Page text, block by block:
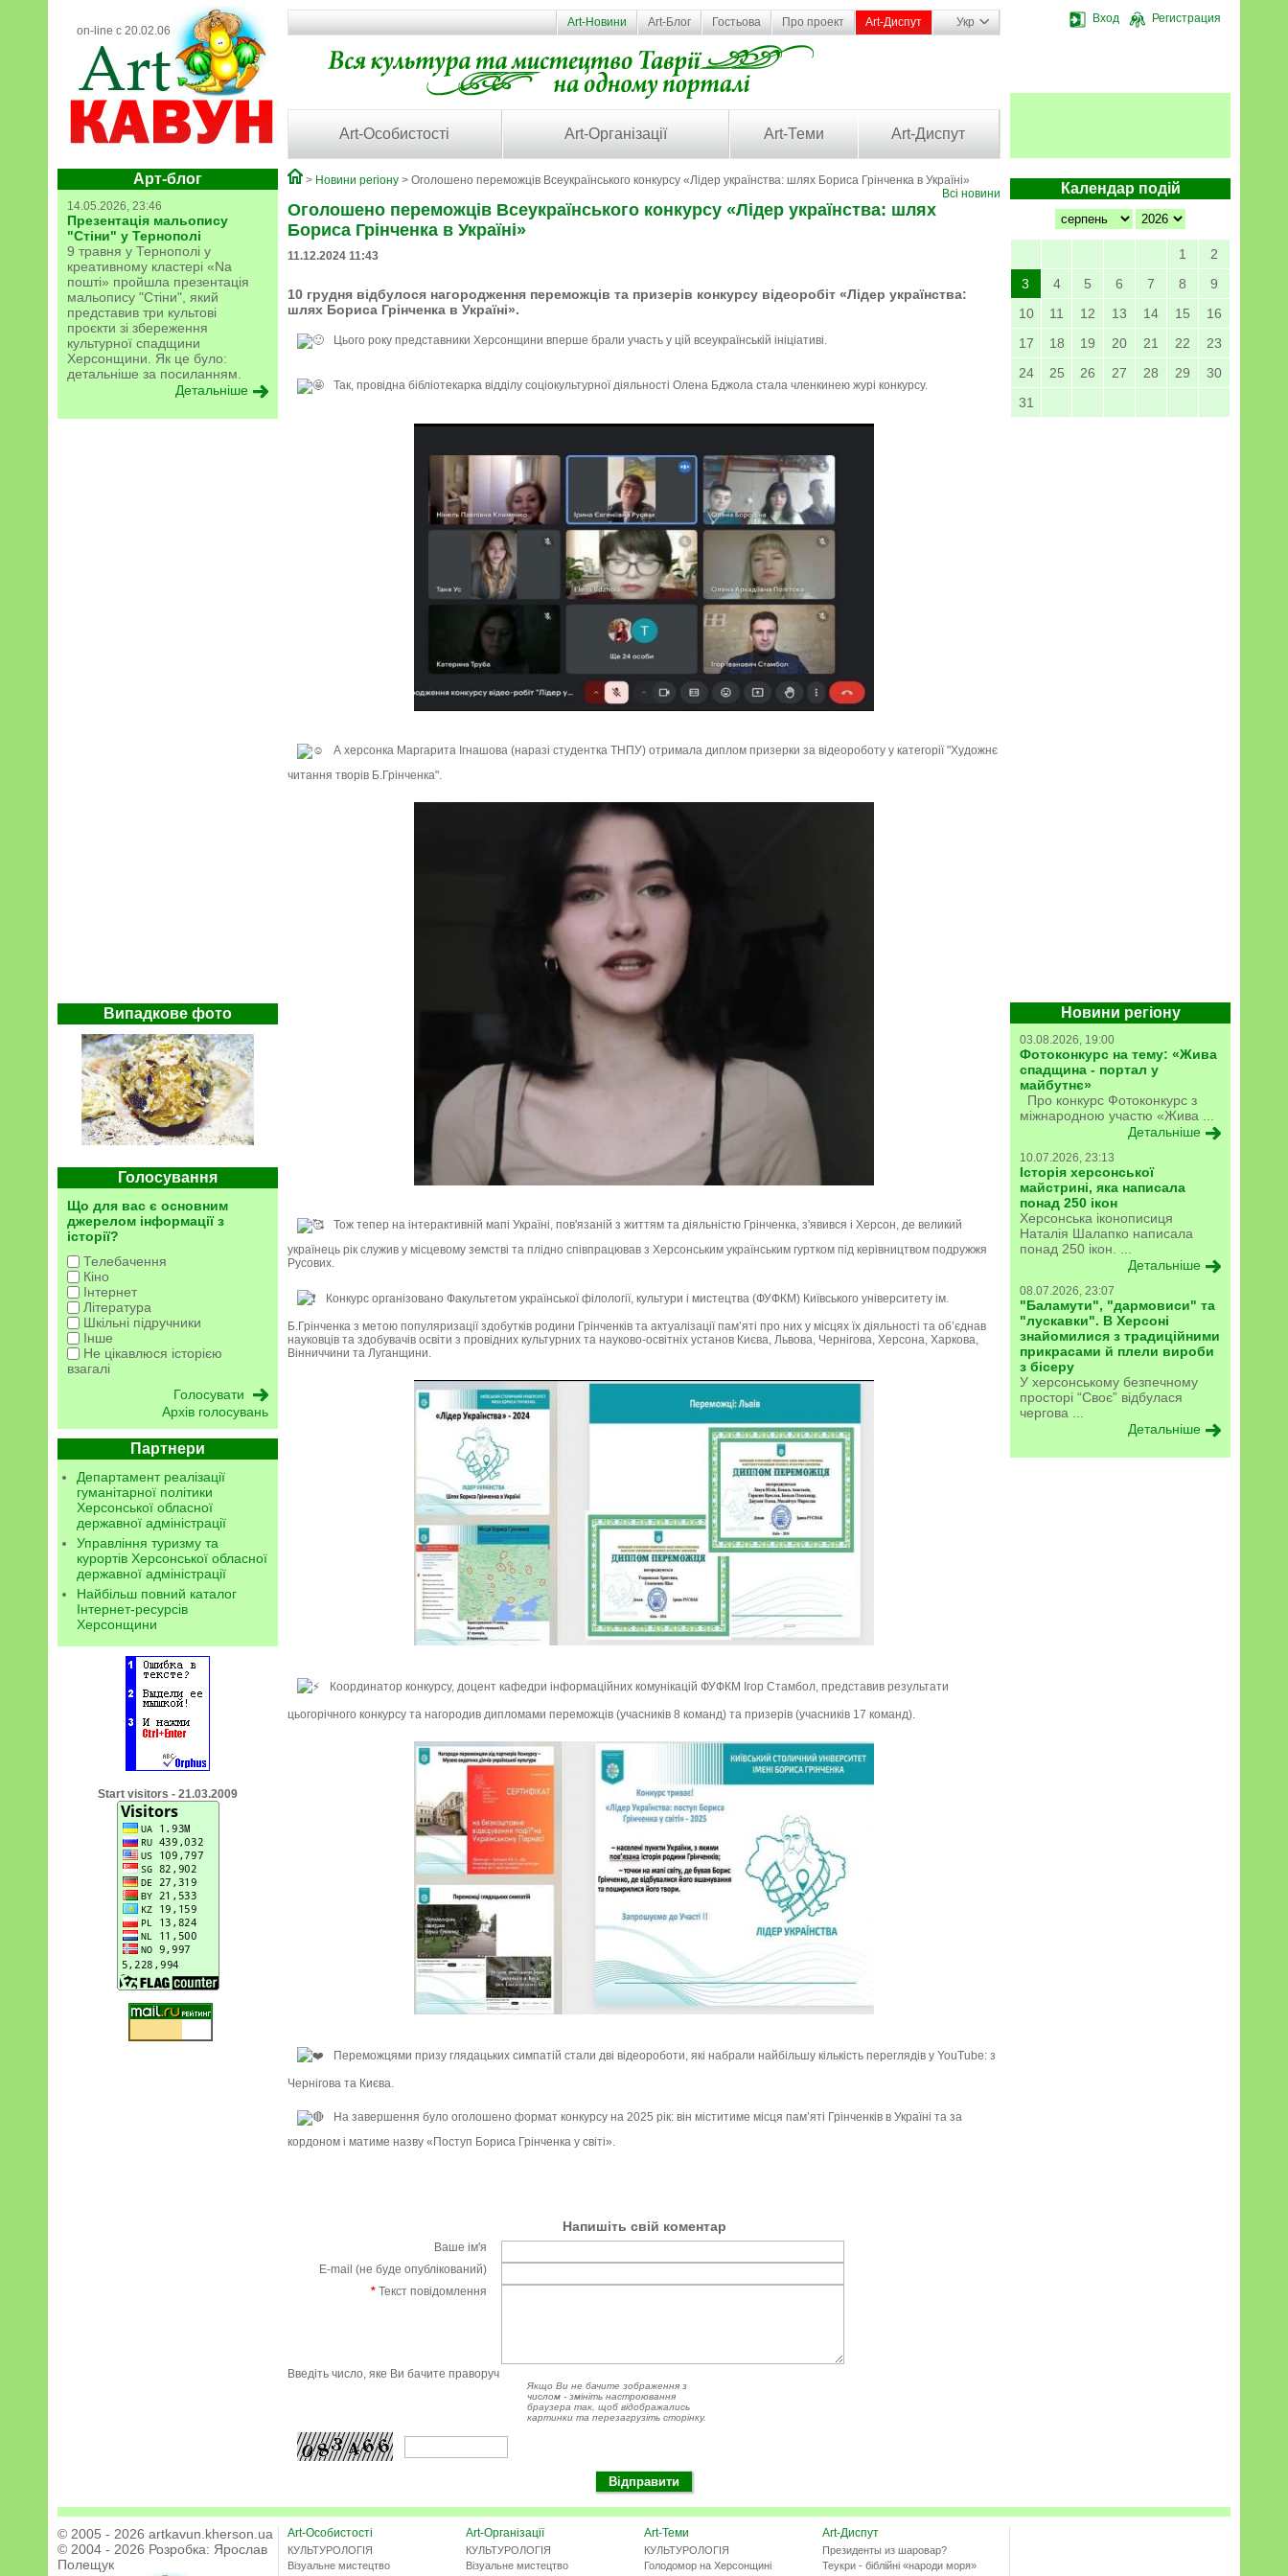
on-line с 20.02.06
Вход Регистрация
Art-Новини Art-Блог Гостьова Про проект Art-Диспут Укр
Art-Особистості Art-Організації Art-Теми Art-Диспут
Арт-блог
14.05.2026, 23:46
Презентація мальопису
"Стіни" у Тернополі
9 травня у Тернополі у
креативному кластері «Na
пошті» пройшла презентація
мальопису "Стіни", який
представив три культові
проєкти зі збереження
культурної спадщини
Херсонщини. Як це було:
детальніше за посиланням.
Детальніше
Випадкове фото
Голосування
Що для вас є основним
джерелом інформації з
історії?
Телебачення
Кіно
Інтернет
Література
Шкільні підручники
Інше
Не цікавлюся історією
взагалі
Архів голосувань
Партнери
Департамент реалізації
гуманітарної політики
Херсонської обласної
державної адміністрації
Управління туризму та
курортів Херсонської обласної
державної адміністрації
Найбільш повний каталог
Інтернет-ресурсів
Херсонщини
Start visitors - 21.03.2009
Календар подій
1
2
3
4 5 6 7 8
9
10
11 12 13 14 15
16
17
18 19 20 21 22
23
24
25 26 27 28 29
30
31
Новини регіону
03.08.2026, 19:00
Фотоконкурс на тему: «Жива
спадщина - портал у
майбутнє»
Про конкурс Фотоконкурс з
міжнародною участю «Жива ...
Детальніше
10.07.2026, 23:13
Історія херсонської
майстрині, яка написала
понад 250 ікон
Херсонська іконописиця
Наталія Шалапко написала
понад 250 ікон. ...
Детальніше
08.07.2026, 23:07
"Баламути", "дармовиси" та
"лускавки". В Херсоні
знайомилися з традиційними
прикрасами й плели вироби
з бісеру
У херсонському безпечному
просторі “Своє” відбулася
чергова ...
Детальніше
> Новини регіону > Оголошено переможців Всеукраїнського конкурсу «Лідер українства: шлях Бориса Грінченка в Україні»
Всі новини
Оголошено переможців Всеукраїнського конкурсу «Лідер українства: шлях
Бориса Грінченка в Україні»
11.12.2024 11:43
10 грудня відбулося нагородження переможців та призерів конкурсу відеоробіт «Лідер українства:
шлях Бориса Грінченка в Україні».
Цього року представники Херсонщини вперше брали участь у цій всеукраїнській ініціативі.
Так, провідна бібліотекарка відділу соціокультурної діяльності Олена Бджола стала членкинею журі конкурсу.
А херсонка Маргарита Ігнашова (наразі студентка ТНПУ) отримала диплом призерки за відеороботу у категорії "Художнє
читання творів Б.Грінченка".
Тож тепер на інтерактивній мапі Україні, пов'язаній з життям та діяльністю Грінченка, з'явився і Херсон, де великий
українець рік служив у місцевому земстві та плідно співпрацював з Херсонським українським гуртком під керівництвом подружжя
Русових.
Конкурс організовано Факультетом української філології, культури і мистецтва (ФУФКМ) Київського університету ім.
Б.Грінченка з метою популяризації здобутків родини Грінченків та актуалізації памʼяті про них у місцях їх діяльності та обʼєднав
науковців та здобувачів освіти з провідних культурних та науково-освітніх установ Києва, Львова, Чернігова, Херсона, Харкова,
Вінниччини та Луганщини.
Координатор конкурсу, доцент кафедри інформаційних комунікацій ФУФКМ Ігор Стамбол, представив результати
цьогорічного конкурсу та нагородив дипломами переможців (учасників 8 команд) та призерів (учасників 17 команд).
Переможцями призу глядацьких симпатій стали дві відеороботи, які набрали найбільшу кількість переглядів у YouTube: з
Чернігова та Києва.
На завершення було оголошено формат конкурсу на 2025 рік: він міститиме місця памʼяті Грінченків в Україні та за
кордоном і матиме назву «Поступ Бориса Грінченка у світі».
Напишіть свій коментар
Ваше ім'я
E-mail (не буде опублікований)
* Текст повідомлення
Введіть число, яке Ви бачите праворуч
Якщо Ви не бачите зображення з
числом - змініть настроювання
браузера так, щоб відображались
картинки та перезагрузіть сторінку.
© 2005 - 2026 artkavun.kherson.ua
© 2004 - 2026 Розробка: Ярослав
Полещук
Art-Особистості
КУЛЬТУРОЛОГІЯ
Візуальне мистецтво
Art-Організації
КУЛЬТУРОЛОГІЯ
Візуальне мистецтво
Art-Теми
КУЛЬТУРОЛОГІЯ
Голодомор на Херсонщині
Art-Диспут
Президенты из шаровар?
Теукри - біблійні «народи моря»